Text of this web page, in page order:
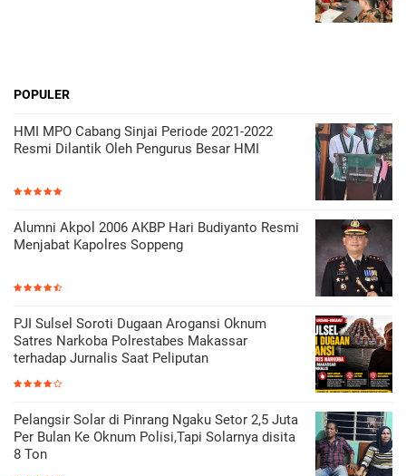
POPULER
HMI MPO Cabang Sinjai Periode 2021-2022
Resmi Dilantik Oleh Pengurus Besar HMI
Alumni Akpol 2006 AKBP Hari Budiyanto Resmi
Menjabat Kapolres Soppeng
PJI Sulsel Soroti Dugaan Arogansi Oknum
Satres Narkoba Polrestabes Makassar
terhadap Jurnalis Saat Peliputan
Pelangsir Solar di Pinrang Ngaku Setor 2,5 Juta
Per Bulan Ke Oknum Polisi,Tapi Solarnya disita
8 Ton